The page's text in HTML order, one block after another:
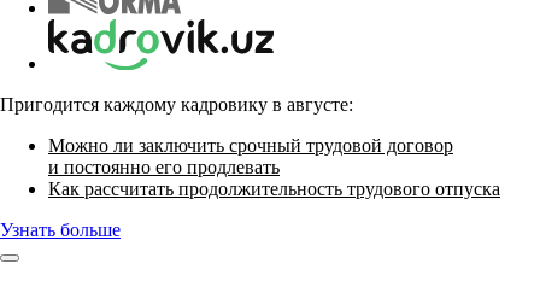
Пригодится каждому кадровику в августе:
Можно ли заключить срочный трудовой договор
и постоянно его продлевать
Как рассчитать продолжительность трудового отпуска
Узнать больше